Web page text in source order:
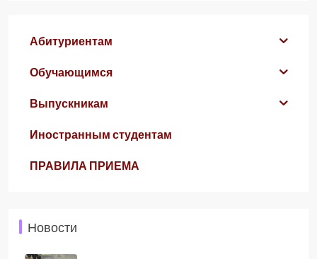
Абитуриентам
Обучающимся
Выпускникам
Иностранным студентам
ПРАВИЛА ПРИЕМА
Новости